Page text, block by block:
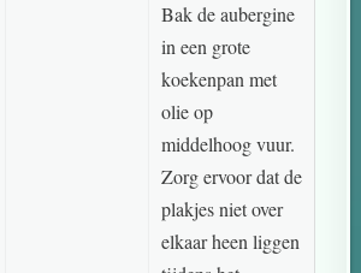
Bak de aubergine
in een grote
koekenpan met
olie op
middelhoog vuur.
Zorg ervoor dat de
plakjes niet over
elkaar heen liggen